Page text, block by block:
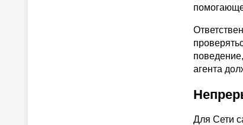
агента
Для Сети